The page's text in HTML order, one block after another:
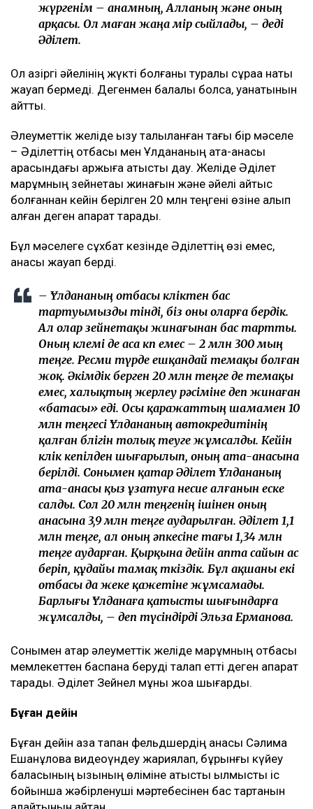
жүргенім – анамның, Алланың және оның
арқасы. Ол маған жаңа өмір сыйлады, – деді
Әділет.
Ол қазіргі әйелінің жүкті болғаны туралы сұраққа нақты
жауап бермеді. Дегенмен балалы болса, қуанатынын
айтты.
Әлеуметтік желіде қызу талқыланған тағы бір мәселе
– Әділеттің отбасы мен Ұлдананың ата-анасы
арасындағы қаржыға қатысты дау. Желіде Әділет
марқұмның зейнетақы жинағын және әйелі қайтыс
болғаннан кейін берілген 20 млн теңгені өзіне алып
қалған деген ақпарат тарады.
Бұл мәселеге сұхбат кезінде Әділеттің өзі емес,
анасы жауап берді.
– Ұлдананың отбасы көліктен бас
тартуымызды өтінді, біз оны оларға бердік.
Ал олар зейнетақы жинағынан бас тартты.
Оның көлемі де аса көп емес – 2 млн 300 мың
теңге. Ресми түрде ешқандай өтемақы болған
жоқ. Әкімдік берген 20 млн теңге де өтемақы
емес, халықтың жерлеу рәсіміне деп жинаған
«батасы» еді. Осы қаражаттың шамамен 10
млн теңгесі Ұлдананың автокредитінің
қалған бөлігін толық өтеуге жұмсалды. Кейін
көлік кепілден шығарылып, оның ата-анасына
берілді. Сонымен қатар Әділет Ұлдананың
ата-анасы қыз ұзатуға несие алғанын еске
салды. Сол 20 млн теңгенің ішінен оның
анасына 3,9 млн теңге аударылған. Әділет 1,1
млн теңге, ал оның әпкесіне тағы 1,34 млн
теңге аударған. Қырқына дейін апта сайын ас
беріп, құдайы тамақ өткіздік. Бұл ақшаны екі
отбасы да жеке қажетіне жұмсамады.
Барлығы Ұлданаға қатысты шығындарға
жұмсалды, – деп түсіндірді Эльза Ерманова.
Сонымен қатар әлеуметтік желіде марқұмның отбасы
мемлекеттен баспана беруді талап етті деген ақпарат
тарады. Әділет Зейнел мұны жоққа шығарды.
Бұған дейін
Бұған дейін қаза тапқан фельдшердің анасы Сәлима
Ешанқұлова видеоүндеу жариялап, бұрынғы күйеу
баласының қызының өліміне қатысты қылмыстық іс
бойынша жәбірленуші мәртебесінен бас тартқанын